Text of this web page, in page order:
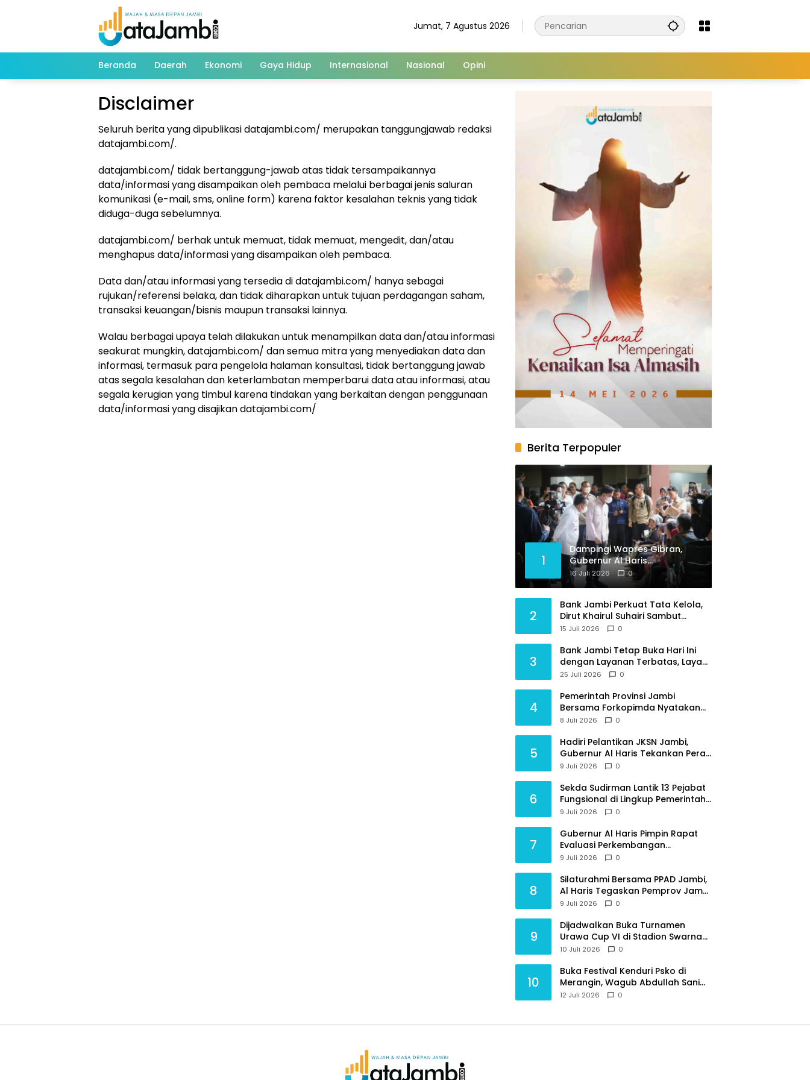
Jumat, 7 Agustus 2026
Beranda Daerah Ekonomi Gaya Hidup Internasional Nasional Opini
Disclaimer
Seluruh berita yang dipublikasi datajambi.com/ merupakan tanggungjawab redaksi
datajambi.com/.
datajambi.com/ tidak bertanggung-jawab atas tidak tersampaikannya
data/informasi yang disampaikan oleh pembaca melalui berbagai jenis saluran
komunikasi (e-mail, sms, online form) karena faktor kesalahan teknis yang tidak
diduga-duga sebelumnya.
datajambi.com/ berhak untuk memuat, tidak memuat, mengedit, dan/atau
menghapus data/informasi yang disampaikan oleh pembaca.
Data dan/atau informasi yang tersedia di datajambi.com/ hanya sebagai
rujukan/referensi belaka, dan tidak diharapkan untuk tujuan perdagangan saham,
transaksi keuangan/bisnis maupun transaksi lainnya.
Walau berbagai upaya telah dilakukan untuk menampilkan data dan/atau informasi
seakurat mungkin, datajambi.com/ dan semua mitra yang menyediakan data dan
informasi, termasuk para pengelola halaman konsultasi, tidak bertanggung jawab
atas segala kesalahan dan keterlambatan memperbarui data atau informasi, atau
segala kerugian yang timbul karena tindakan yang berkaitan dengan penggunaan
data/informasi yang disajikan datajambi.com/
Berita Terpopuler
1
Dampingi Wapres Gibran,
Gubernur Al Haris
Perjuangkan MRI Baru dan
Tambahan Dokter Spesialis
16 Juli 2026 0
2
Bank Jambi Perkuat Tata Kelola,
Dirut Khairul Suhairi Sambut
Sinergi Strategis Bersama BPKP
15 Juli 2026 0
3
Bank Jambi Tetap Buka Hari Ini
dengan Layanan Terbatas, Layani
Penggantian Kartu ATM dan
25 Juli 2026 0
4
Pemerintah Provinsi Jambi
Bersama Forkopimda Nyatakan
Sikap Tegas Berantas Geng Motor
8 Juli 2026 0
5
Hadiri Pelantikan JKSN Jambi,
Gubernur Al Haris Tekankan Peran
Guru dan Kiai Jaga Moral
9 Juli 2026 0
6
Sekda Sudirman Lantik 13 Pejabat
Fungsional di Lingkup Pemerintah
Provinsi Jambi
9 Juli 2026 0
7
Gubernur Al Haris Pimpin Rapat
Evaluasi Perkembangan
Pelaksanaan Kegiatan
9 Juli 2026 0
8
Silaturahmi Bersama PPAD Jambi,
Al Haris Tegaskan Pemprov Jambi
Terus Rangkul Para Purnawirawan
9 Juli 2026 0
9
Dijadwalkan Buka Turnamen
Urawa Cup VI di Stadion Swarna
Bhumi, Gubernur Al Haris Siap
10 Juli 2026 0
10
Buka Festival Kenduri Psko di
Merangin, Wagub Abdullah Sani
Ajak Generasi Muda Jaga Budaya
12 Juli 2026 0